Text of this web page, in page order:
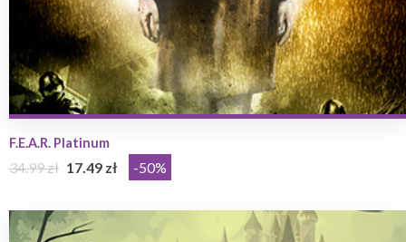
F.E.A.R. Platinum
34.99 zł 17.49 zł -50%